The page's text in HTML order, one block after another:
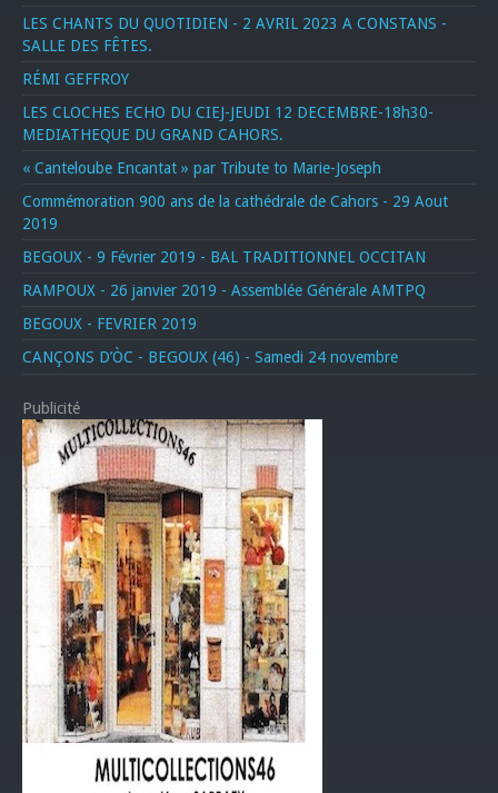
LES CHANTS DU QUOTIDIEN - 2 AVRIL 2023 A CONSTANS -
SALLE DES FÊTES.
RÉMI GEFFROY
LES CLOCHES ECHO DU CIEJ-JEUDI 12 DECEMBRE-18h30-
MEDIATHEQUE DU GRAND CAHORS.
« Canteloube Encantat » par Tribute to Marie-Joseph
Commémoration 900 ans de la cathédrale de Cahors - 29 Aout
2019
BEGOUX - 9 Février 2019 - BAL TRADITIONNEL OCCITAN
RAMPOUX - 26 janvier 2019 - Assemblée Générale AMTPQ
BEGOUX - FEVRIER 2019
CANÇONS D’ÒC - BEGOUX (46) - Samedi 24 novembre
Publicité